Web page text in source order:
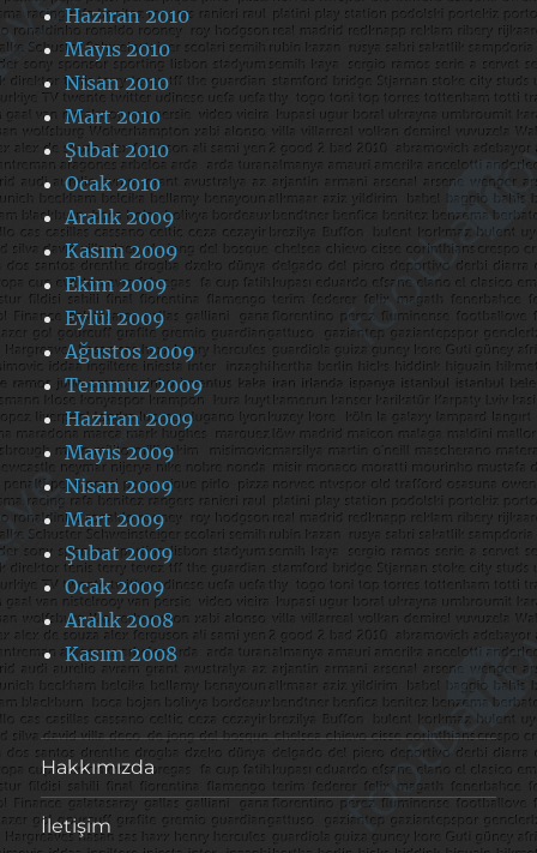
Haziran 2010
Mayıs 2010
Nisan 2010
Mart 2010
Şubat 2010
Ocak 2010
Aralık 2009
Kasım 2009
Ekim 2009
Eylül 2009
Ağustos 2009
Temmuz 2009
Haziran 2009
Mayıs 2009
Nisan 2009
Mart 2009
Şubat 2009
Ocak 2009
Aralık 2008
Kasım 2008
Hakkımızda
İletişim